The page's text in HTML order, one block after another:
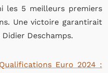
les 5 meilleurs premiers
Une victoire garantirait
Deschamps.
Qualifications Euro 2024 :